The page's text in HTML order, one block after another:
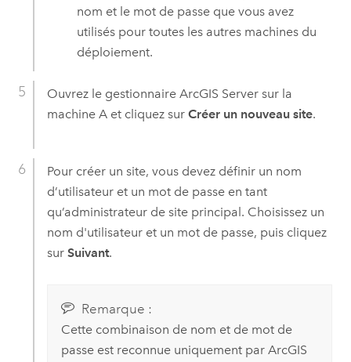
nom et le mot de passe que vous avez
utilisés pour toutes les autres machines du
déploiement.
Ouvrez le gestionnaire ArcGIS Server sur la
machine A et cliquez sur Créer un nouveau site.
Pour créer un site, vous devez définir un nom
d’utilisateur et un mot de passe en tant
qu’administrateur de site principal. Choisissez un
nom d'utilisateur et un mot de passe, puis cliquez
sur Suivant.
Remarque :
Cette combinaison de nom et de mot de
passe est reconnue uniquement par ArcGIS